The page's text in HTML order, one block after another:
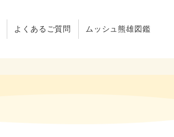
よくあるご質問 ムッシュ熊雄図鑑